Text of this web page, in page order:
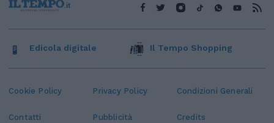
Cookie Policy Privacy Policy Condizioni Generali
Contatti Pubblicità
Credits
Edicola digitale Il Tempo Shopping